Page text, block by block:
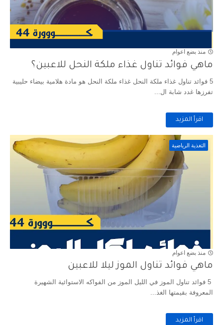
منذ بضع اعوام
ماهي فوائد تناول غذاء ملكة النحل للاعبين؟
5 فوائد تناول غذاء ملكة النحل غذاء ملكة النحل هو مادة هلامية بيضاء حليبية
تفرزها غدد شابة ال...
اقرأ المزيد
التغذية الرياضية
منذ بضع اعوام
ماهي فوائد تناول الموز ليلا للاعبين
5 فوائد تناول الموز في الليل الموز من الفواكه الاستوائية الشهيرة
المعروفة بقيمتها الغذ...
اقرأ المزيد